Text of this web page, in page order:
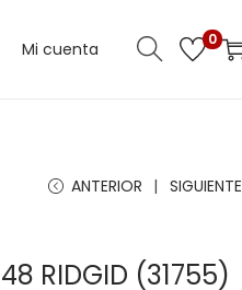
Mi cuenta 0
ANTERIOR SIGUIENTE
RIDGID (31755)